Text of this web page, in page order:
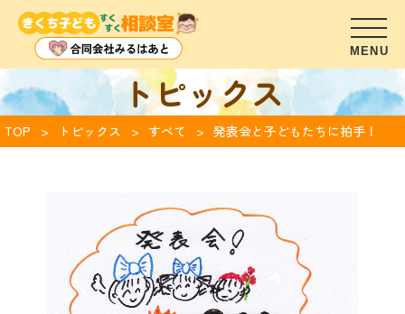
トピックス
TOP トピックス すべて 発表会と子どもたちに拍手！